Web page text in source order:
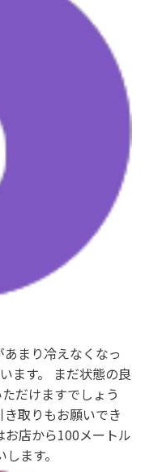
まり冷えなくなっ
ます。 まだ状態の良
だけますでしょう
取りもお願いでき
お店から100メートル
ます。